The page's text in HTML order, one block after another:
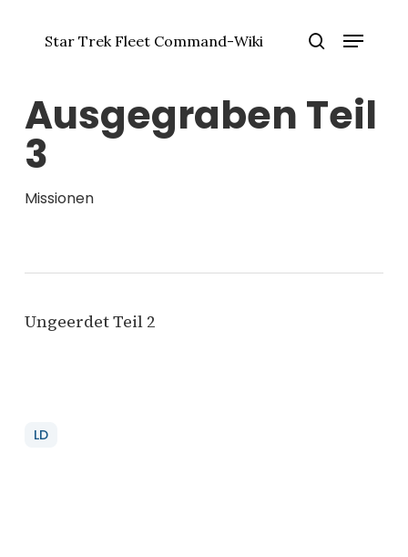
HauptinhaltStar Trek Fleet Command-Wiki
Menü
Ausgegraben Teil
3
Missionen
Ungeerdet Teil 2
LD